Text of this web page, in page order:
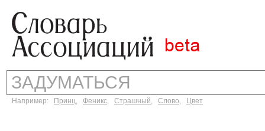
Например: Принц, Феникс, Страшный, Слово, Цвет